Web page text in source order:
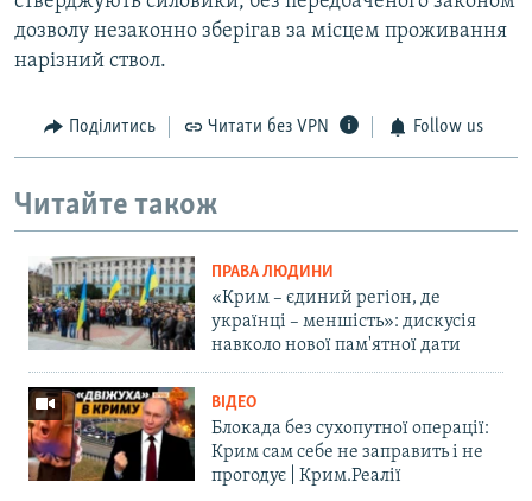
дозволу незаконно зберігав за місцем проживання
нарізний ствол.
Поділитись Читати без VPN Follow us
Читайте також
ПРАВА ЛЮДИНИ
«Крим – єдиний регіон, де
українці – меншість»: дискусія
навколо нової пам'ятної дати
ВІДЕО
Блокада без сухопутної операції:
Крим сам себе не заправить і не
прогодує | Крим.Реалії